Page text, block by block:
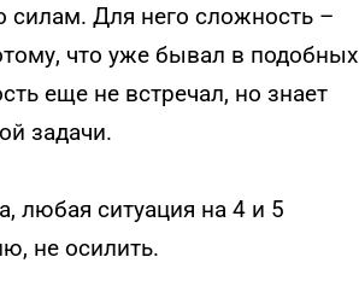
силам. Для него сложность –
что уже бывал в подобных
еще не встречал, но знает
задачи.
любая ситуация на 4 и 5
не осилить.